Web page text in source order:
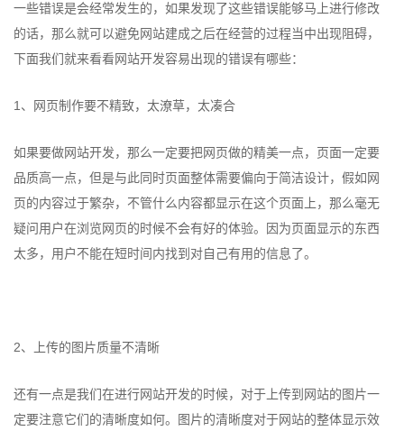
一些错误是会经常发生的，如果发现了这些错误能够马上进行修改
的话，那么就可以避免网站建成之后在经营的过程当中出现阻碍，
下面我们就来看看网站开发容易出现的错误有哪些：
1、网页制作要不精致，太潦草，太凑合
如果要做网站开发，那么一定要把网页做的精美一点，页面一定要
品质高一点，但是与此同时页面整体需要偏向于简洁设计，假如网
页的内容过于繁杂，不管什么内容都显示在这个页面上，那么毫无
疑问用户在浏览网页的时候不会有好的体验。因为页面显示的东西
太多，用户不能在短时间内找到对自己有用的信息了。
2、上传的图片质量不清晰
还有一点是我们在进行网站开发的时候，对于上传到网站的图片一
定要注意它们的清晰度如何。图片的清晰度对于网站的整体显示效